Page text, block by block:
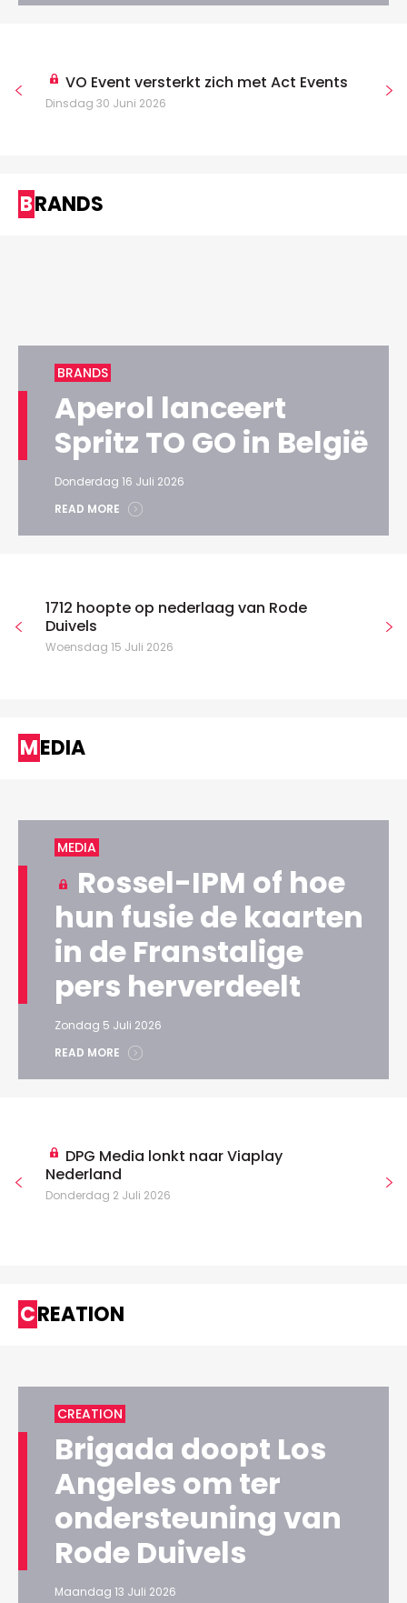
VO Event versterkt zich met Act Events
Dinsdag 30 Juni 2026
BRANDS
BRANDS
Aperol lanceert
Spritz TO GO in België
Donderdag 16 Juli 2026
READ MORE
1712 hoopte op nederlaag van Rode
Duivels
Woensdag 15 Juli 2026
MEDIA
MEDIA
Rossel-IPM of hoe
hun fusie de kaarten
in de Franstalige
pers herverdeelt
Zondag 5 Juli 2026
READ MORE
DPG Media lonkt naar Viaplay
Nederland
Donderdag 2 Juli 2026
CREATION
CREATION
Brigada doopt Los
Angeles om ter
ondersteuning van
Rode Duivels
Maandag 13 Juli 2026